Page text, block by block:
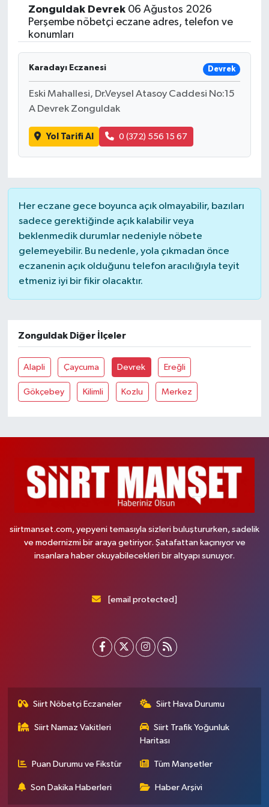
Zonguldak Devrek06 Ağustos 2026
Perşembe nöbetçi eczane adres, telefon ve
konumları
Karadayı Eczanesi Devrek
Eski Mahallesi, Dr.Veysel Atasoy Caddesi No:15
A Devrek Zonguldak
Yol Tarifi Al 0 (372) 556 15 67
Her eczane gece boyunca açık olmayabilir, bazıları
sadece gerektiğinde açık kalabilir veya
beklenmedik durumlar nedeniyle nöbete
gelemeyebilir. Bu nedenle, yola çıkmadan önce
eczanenin açık olduğunu telefon aracılığıyla teyit
etmeniz iyi bir fikir olacaktır.
Zonguldak Diğer İlçeler
Alapli Çaycuma Devrek Ereğli
Gökçebey Kilimli Kozlu Merkez
siirtmanset.com, yepyeni temasıyla sizleri buluştururken, sadelik
ve modernizmi bir araya getiriyor. Şatafattan kaçınıyor ve
insanlara haber okuyabilecekleri bir altyapı sunuyor.
[email protected]
Siirt Nöbetçi Eczaneler Siirt Hava Durumu
Siirt Namaz Vakitleri
Siirt Trafik Yoğunluk
Haritası
Puan Durumu ve Fikstür Tüm Manşetler
Son Dakika Haberleri Haber Arşivi